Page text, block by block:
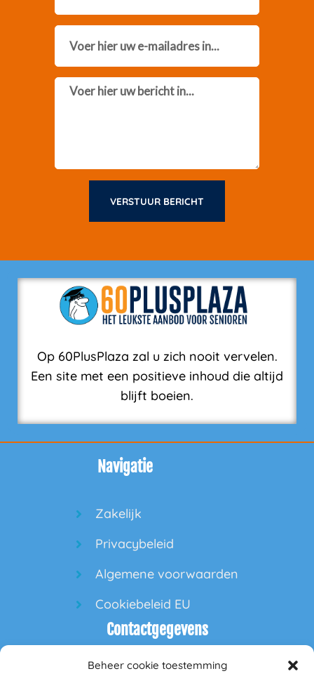
Beheer cookie toestemming
Message
VERSTUUR BERICHT
Op 60PlusPlaza zal u zich nooit vervelen.
Een site met een positieve inhoud die altijd
blijft boeien.
Navigatie
Zakelijk
Privacybeleid
Algemene voorwaarden
Cookiebeleid EU
Contactgegevens